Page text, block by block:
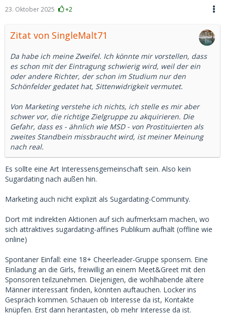
23. Oktober 2025 +2
Zitat von SingleMalt71
Da habe ich meine Zweifel. Ich könnte mir vorstellen, dass
es schon mit der Eintragung schwierig wird, weil der ein
oder andere Richter, der schon im Studium nur den
Schönfelder gedatet hat, Sittenwidrigkeit vermutet.
Von Marketing verstehe ich nichts, ich stelle es mir aber
schwer vor, die richtige Zielgruppe zu akquirieren. Die
Gefahr, dass es - ähnlich wie MSD - von Prostituierten als
zweites Standbein missbraucht wird, ist meiner Meinung
nach real.
Es sollte eine Art Interessensgemeinschaft sein. Also kein
Sugardating nach außen hin.
Marketing auch nicht explizit als Sugardating-Community.
Dort mit indirekten Aktionen auf sich aufmerksam machen, wo
sich attraktives sugardating-affines Publikum aufhält (offline wie
online)
Spontaner Einfall: eine 18+ Cheerleader-Gruppe sponsern. Eine
Einladung an die Girls, freiwillig an einem Meet&Greet mit den
Sponsoren teilzunehmen. Diejenigen, die wohlhabende ältere
Männer interessant finden, könnten auftauchen. Locker ins
Gespräch kommen. Schauen ob Interesse da ist, Kontakte
knüpfen. Erst dann herantasten, ob mehr Interesse da ist.